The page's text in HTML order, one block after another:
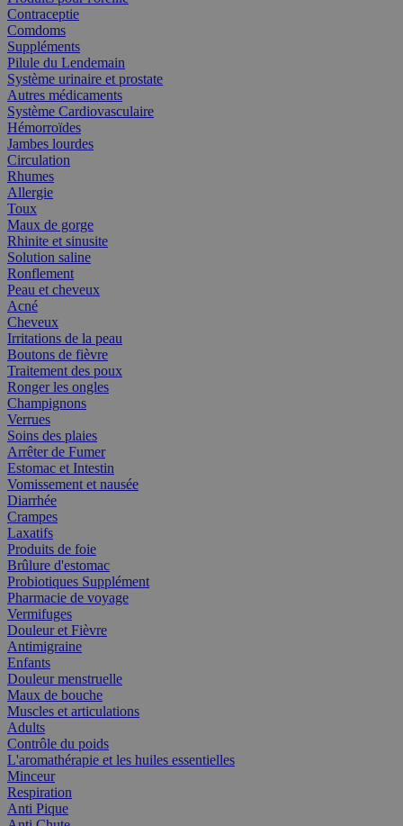
Contraceptie
Comdoms
Suppléments
Pilule du Lendemain
Système urinaire et prostate
Autres médicaments
Système Cardiovasculaire
Hémorroïdes
Jambes lourdes
Circulation
Rhumes
Allergie
Toux
Maux de gorge
Rhinite et sinusite
Solution saline
Ronflement
Peau et cheveux
Acné
Cheveux
Irritations de la peau
Boutons de fièvre
Traitement des poux
Ronger les ongles
Champignons
Verrues
Soins des plaies
Arrêter de Fumer
Estomac et Intestin
Vomissement et nausée
Diarrhée
Crampes
Laxatifs
Produits de foie
Brûlure d'estomac
Probiotiques Supplément
Pharmacie de voyage
Vermifuges
Douleur et Fièvre
Antimigraine
Enfants
Douleur menstruelle
Maux de bouche
Muscles et articulations
Adults
Contrôle du poids
L'aromathérapie et les huiles essentielles
Minceur
Respiration
Anti Pique